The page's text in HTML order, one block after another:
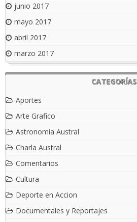
junio 2017
mayo 2017
abril 2017
marzo 2017
CATEGORÍAS
Aportes
Arte Grafico
Astronomia Austral
Charla Austral
Comentarios
Cultura
Deporte en Accion
Documentales y Reportajes